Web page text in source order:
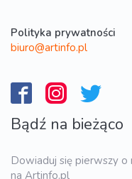
Polityka prywatności
biuro@artinfo.pl
Bądź na bieżąco
Dowiaduj się pierwszy o
na Artinfo.pl